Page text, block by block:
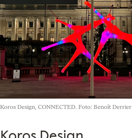
Koros Design, CONNECTED. Foto: Benoît Derrier